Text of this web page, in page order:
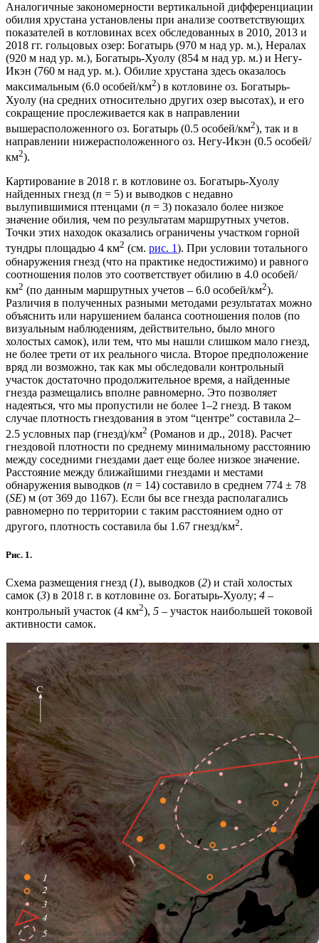
Аналогичные закономерности вертикальной дифференциации
обилия хрустана установлены при анализе соответствующих
показателей в котловинах всех обследованных в 2010, 2013 и
2018 гг. гольцовых озер: Богатырь (970 м над ур. м.), Нералах
(920 м над ур. м.), Богатырь-Хуолу (854 м над ур. м.) и Негу-
Икэн (760 м над ур. м.). Обилие хрустана здесь оказалось
максимальным (6.0 особей/км2) в котловине оз. Богатырь-
Хуолу (на средних относительно других озер высотах), и его
сокращение прослеживается как в направлении
вышерасположенного оз. Богатырь (0.5 особей/км2), так и в
направлении нижерасположенного оз. Негу-Икэн (0.5 особей/
км2).
Картирование в 2018 г. в котловине оз. Богатырь-Хуолу
найденных гнезд (n = 5) и выводков с недавно
вылупившимися птенцами (n = 3) показало более низкое
значение обилия, чем по результатам маршрутных учетов.
Точки этих находок оказались ограничены участком горной
тундры площадью 4 км2 (см. рис. 1). При условии тотального
обнаружения гнезд (что на практике недостижимо) и равного
соотношения полов это соответствует обилию в 4.0 особей/
км2 (по данным маршрутных учетов – 6.0 особей/км2).
Различия в полученных разными методами результатах можно
объяснить или нарушением баланса соотношения полов (по
визуальным наблюдениям, действительно, было много
холостых самок), или тем, что мы нашли слишком мало гнезд,
не более трети от их реального числа. Второе предположение
вряд ли возможно, так как мы обследовали контрольный
участок достаточно продолжительное время, а найденные
гнезда размещались вполне равномерно. Это позволяет
надеяться, что мы пропустили не более 1–2 гнезд. В таком
случае плотность гнездования в этом “центре” составила 2–
2.5 условных пар (гнезд)/км2 (Романов и др., 2018). Расчет
гнездовой плотности по среднему минимальному расстоянию
между соседними гнездами дает еще более низкое значение.
Расстояние между ближайшими гнездами и местами
обнаружения выводков (n = 14) составило в среднем 774 ± 78
(SE) м (от 369 до 1167). Если бы все гнезда располагались
равномерно по территории с таким расстоянием одно от
другого, плотность составила бы 1.67 гнезд/км2.
Рис. 1.
Схема размещения гнезд (1), выводков (2) и стай холостых
самок (3) в 2018 г. в котловине оз. Богатырь-Хуолу; 4 –
контрольный участок (4 км2), 5 – участок наибольшей токовой
активности самок.